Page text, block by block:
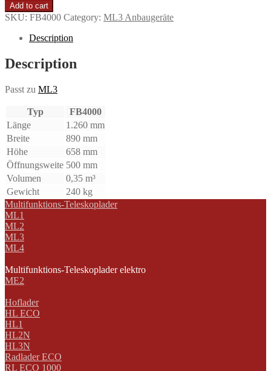
Add to cart
SKU: FB4000 Category: ML3 Anbaugeräte
Description
Description
Passt zu ML3
Typ
FB4000
Länge
1.260 mm
Breite
890 mm
Höhe
658 mm
Öffnungsweite 500 mm
Volumen
0,35 m³
Gewicht
240 kg
Multifunktions-Teleskoplader
ML1
ML2
ML3
ML4
Multifunktions-Teleskoplader elektro
ME2
Hoflader
HL ECO
HL1
HL2N
HL3N
Radlader ECO
RL ECO 1000